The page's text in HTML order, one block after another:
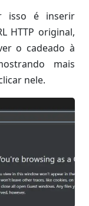
isso é inserir
HTTP original,
o cadeado à
mais
nele.